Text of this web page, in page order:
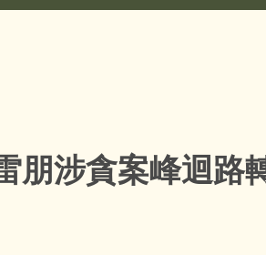
朋涉貪案峰迴路